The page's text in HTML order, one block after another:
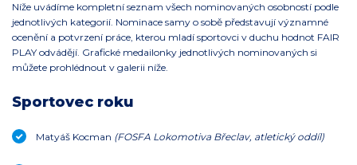
Níže uvádíme kompletní seznam všech nominovaných osobností podle
jednotlivých kategorií. Nominace samy o sobě představují významné
ocenění a potvrzení práce, kterou mladí sportovci v duchu hodnot FAIR
PLAY odvádějí. Grafické medailonky jednotlivých nominovaných si
můžete prohlédnout v galerii níže.
Sportovec roku
Matyáš Kocman (FOSFA Lokomotiva Břeclav, atletický oddíl)